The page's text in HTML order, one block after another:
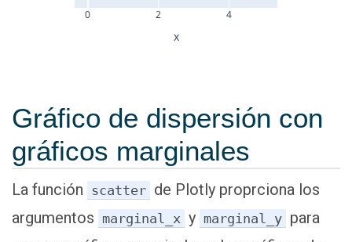
0 2 4
x
Gráfico de dispersión con
gráficos marginales
La función scatter de Plotly proprciona los
argumentos marginal_x y marginal_y para